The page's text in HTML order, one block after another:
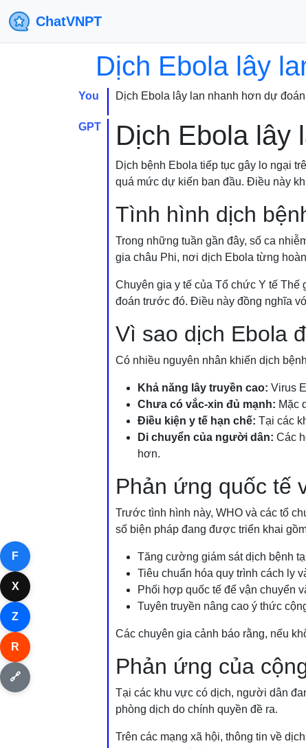
ChatVNPT
Dịch Ebola lây
You Dịch Ebola lây lan nhanh hơn dự
GPT Dịch Ebola lây
Dịch bệnh Ebola tiếp tục gây lo ngại
quá mức dự kiến ban đầu. Điều này
Tình hình dịch
Trong những tuần gần đây, số ca
gia châu Phi, nơi dịch Ebola từng
Chuyên gia y tế của Tổ chức Y tế
đoán trước đó. Điều này đồng nghĩa
Vì sao dịch Ebola
Có nhiều nguyên nhân khiến dịch
Khả năng lây truyền cao: Virus
Chưa có vắc-xin đủ mạnh: Mặc
Điều kiện y tế hạn chế: Tại các
Di chuyển của người dân: Các
hơn.
Phản ứng quốc tế
Trước tình hình này, WHO và các tổ
số biện pháp đang được triển khai
Tăng cường giám sát dịch bệnh
Tiêu chuẩn hóa quy trình cách ly
Phối hợp quốc tế để vận chuyển
Tuyên truyền nâng cao ý thức
Các chuyên gia cảnh báo rằng, nếu
Phản ứng của
Tại các khu vực có dịch, người dân
phòng dịch do chính quyền đề ra.
Trên các mạng xã hội, thông tin về
F
X
Z
R
🔗